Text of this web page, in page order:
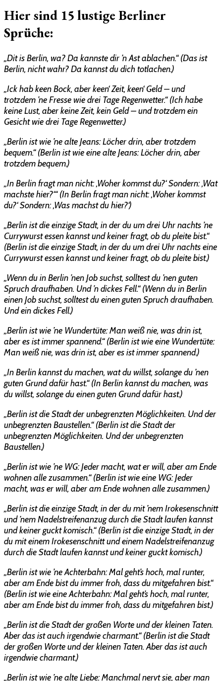
Hier sind 15 lustige Berliner
Sprüche:
„Dit is Berlin, wa? Da kannste dir ’n Ast ablachen.“ (Das ist
Berlin, nicht wahr? Da kannst du dich totlachen.)
„Ick hab keen Bock, aber keen‘ Zeit, keen‘ Geld – und
trotzdem ’ne Fresse wie drei Tage Regenwetter.“ (Ich habe
keine Lust, aber keine Zeit, kein Geld – und trotzdem ein
Gesicht wie drei Tage Regenwetter.)
„Berlin ist wie ’ne alte Jeans: Löcher drin, aber trotzdem
bequem.“ (Berlin ist wie eine alte Jeans: Löcher drin, aber
trotzdem bequem.)
„In Berlin fragt man nicht: ‚Woher kommst du?‘ Sondern: ‚Wat
machste hier?‘“ (In Berlin fragt man nicht: ‚Woher kommst
du?‘ Sondern: ‚Was machst du hier?‘)
„Berlin ist die einzige Stadt, in der du um drei Uhr nachts ’ne
Currywurst essen kannst und keiner fragt, ob du pleite bist.“
(Berlin ist die einzige Stadt, in der du um drei Uhr nachts eine
Currywurst essen kannst und keiner fragt, ob du pleite bist.)
„Wenn du in Berlin ’nen Job suchst, solltest du ’nen guten
Spruch draufhaben. Und ’n dickes Fell.“ (Wenn du in Berlin
einen Job suchst, solltest du einen guten Spruch draufhaben.
Und ein dickes Fell.)
„Berlin ist wie ’ne Wundertüte: Man weiß nie, was drin ist,
aber es ist immer spannend.“ (Berlin ist wie eine Wundertüte:
Man weiß nie, was drin ist, aber es ist immer spannend.)
„In Berlin kannst du machen, wat du willst, solange du ’nen
guten Grund dafür hast.“ (In Berlin kannst du machen, was
du willst, solange du einen guten Grund dafür hast.)
„Berlin ist die Stadt der unbegrenzten Möglichkeiten. Und der
unbegrenzten Baustellen.“ (Berlin ist die Stadt der
unbegrenzten Möglichkeiten. Und der unbegrenzten
Baustellen.)
„Berlin ist wie ’ne WG: Jeder macht, wat er will, aber am Ende
wohnen alle zusammen.“ (Berlin ist wie eine WG: Jeder
macht, was er will, aber am Ende wohnen alle zusammen.)
„Berlin ist die einzige Stadt, in der du mit ’nem Irokesenschnitt
und ’nem Nadelstreifenanzug durch die Stadt laufen kannst
und keiner guckt komisch.“ (Berlin ist die einzige Stadt, in der
du mit einem Irokesenschnitt und einem Nadelstreifenanzug
durch die Stadt laufen kannst und keiner guckt komisch.)
„Berlin ist wie ’ne Achterbahn: Mal geht’s hoch, mal runter,
aber am Ende bist du immer froh, dass du mitgefahren bist.“
(Berlin ist wie eine Achterbahn: Mal geht’s hoch, mal runter,
aber am Ende bist du immer froh, dass du mitgefahren bist.)
„Berlin ist die Stadt der großen Worte und der kleinen Taten.
Aber das ist auch irgendwie charmant.“ (Berlin ist die Stadt
der großen Worte und der kleinen Taten. Aber das ist auch
irgendwie charmant.)
„Berlin ist wie ’ne alte Liebe: Manchmal nervt sie, aber man